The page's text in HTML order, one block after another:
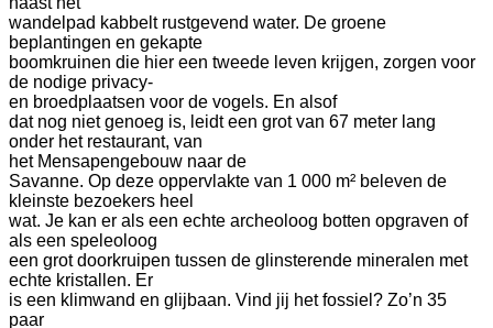
wandelpad kabbelt rustgevend water. De groene
beplantingen en gekapte
boomkruinen die hier een tweede leven krijgen, zorgen voor
de nodige privacy-
en broedplaatsen voor de vogels. En alsof
dat nog niet genoeg is, leidt een grot van 67 meter lang
onder het restaurant, van
het Mensapengebouw naar de
Savanne. Op deze oppervlakte van 1 000 m² beleven de
kleinste bezoekers heel
wat. Je kan er als een echte archeoloog botten opgraven of
als een speleoloog
een grot doorkruipen tussen de glinsterende mineralen met
echte kristallen. Er
is een klimwand en glijbaan. Vind jij het fossiel? Zo’n 35
paar